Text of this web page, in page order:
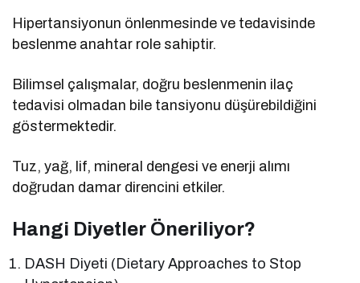
Hipertansiyonun önlenmesinde ve tedavisinde
beslenme anahtar role sahiptir.
Bilimsel çalışmalar, doğru beslenmenin ilaç
tedavisi olmadan bile tansiyonu düşürebildiğini
göstermektedir.
Tuz, yağ, lif, mineral dengesi ve enerji alımı
doğrudan damar direncini etkiler.
Hangi Diyetler Öneriliyor?
DASH Diyeti (Dietary Approaches to Stop